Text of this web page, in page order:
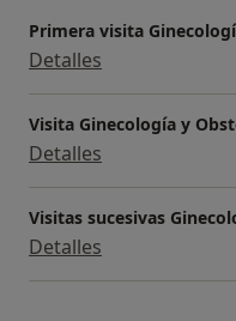
Primera visita
Detalles
Visita Ginecología y
Detalles
Visitas sucesivas
Detalles